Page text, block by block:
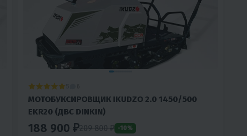
МОТОБУКСИРОВЩИК IKUDZO 2.0 1450/500
EKR20 (ДВС DINKIN)
188 900 ₽209 800₽ -10%